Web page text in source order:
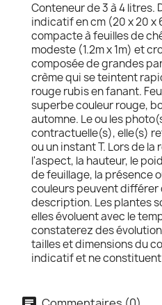
Conteneur de 3 à 4 litres.
indicatif en cm (20 x 20 x
compacte à feuilles de
modeste (1.2m x 1m) et
composée de grandes
crème qui se teintent
rouge rubis en fanant.
superbe couleur rouge,
automne. Le ou les
contractuelle(s), elle(s)
ou un instant T. Lors de
l'aspect, la hauteur, le
de feuillage, la présence
couleurs peuvent différer
description. Les plantes
elles évoluent avec le
constaterez des
tailles et dimensions du
indicatif et ne